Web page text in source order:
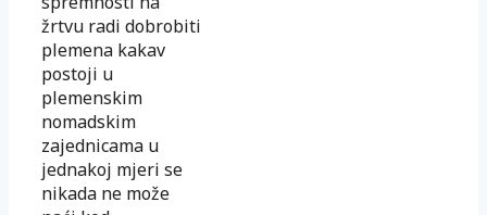
žrtvu radi dobrobiti
plemena kakav
postoji u
plemenskim
nomadskim
zajednicama u
jednakoj mjeri se
nikada ne može